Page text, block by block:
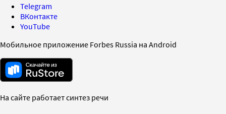
Telegram
ВКонтакте
YouTube
Мобильное приложение Forbes Russia на Android
На сайте работает синтез речи